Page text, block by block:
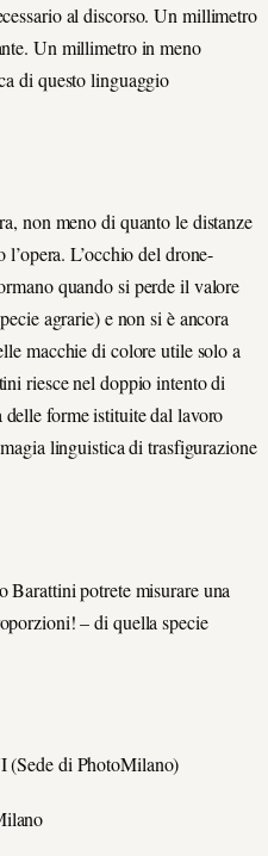
al discorso. Un millimetro
Un millimetro in meno
di questo linguaggio
non meno di quanto le distanze
L’occhio del drone-
quando si perde il valore
agrarie) e non si è ancora
macchie di colore utile solo a
riesce nel doppio intento di
delle forme istituite dal lavoro
linguistica di trasfigurazione
potrete misurare una
– di quella specie
di PhotoMilano)